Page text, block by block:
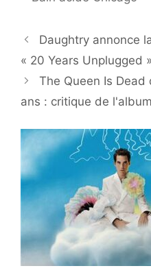
Daughtry annonce
« 20 Years Unplugged
The Queen Is
ans : critique de l'album